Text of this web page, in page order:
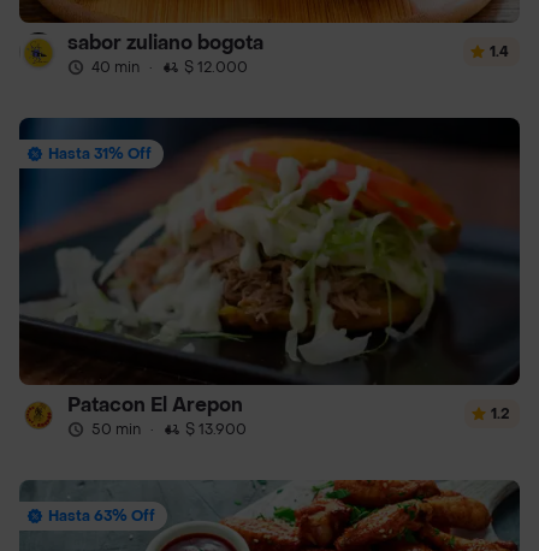
sabor zuliano bogota
40 min · $ 12.000
1.4
Hasta 31% Off
Patacon El Arepon
50 min · $ 13.900
1.2
Hasta 63% Off